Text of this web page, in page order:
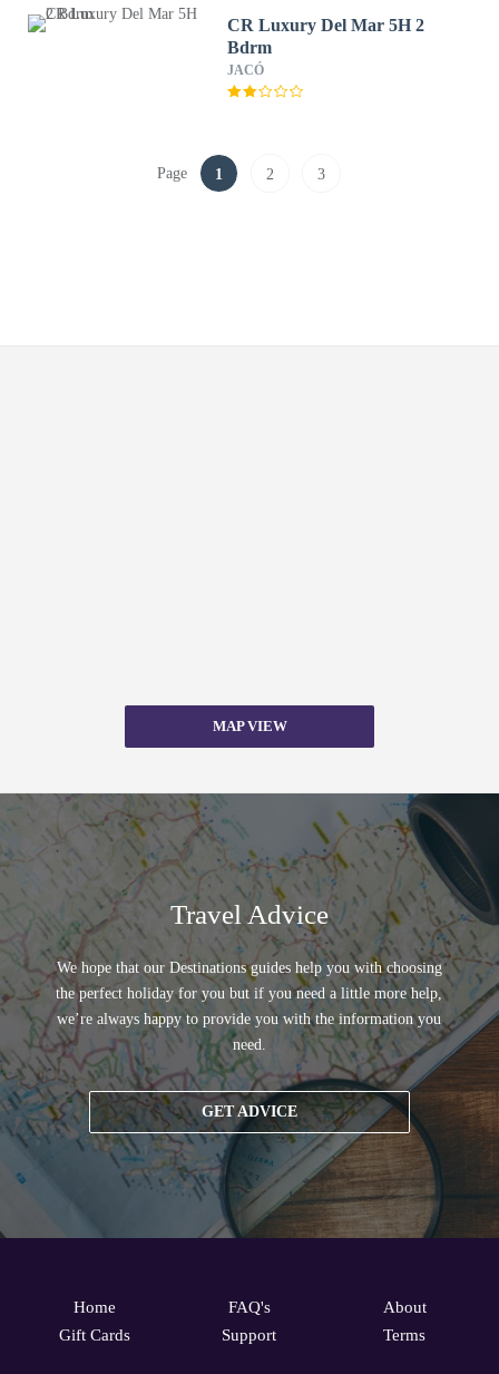
CR Luxury Del Mar 5H 2
Bdrm
JACÓ
Page 1 2 3
MAP VIEW
Travel Advice
We hope that our Destinations guides help you with choosing
the perfect holiday for you but if you need a little more help,
we’re always happy to provide you with the information you
need.
GET ADVICE
Home
Gift Cards
FAQ's
Support
About
Terms